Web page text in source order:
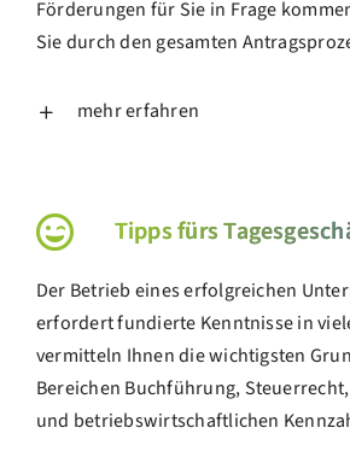
Förderungen für Sie in Frage
Sie durch den gesamten
mehr erfahren
Tipps fürs
Der Betrieb eines erfolgreichen
erfordert fundierte Kenntnisse in
vermitteln Ihnen die wichtigsten
Bereichen Buchführung,
und betriebswirtschaftlichen